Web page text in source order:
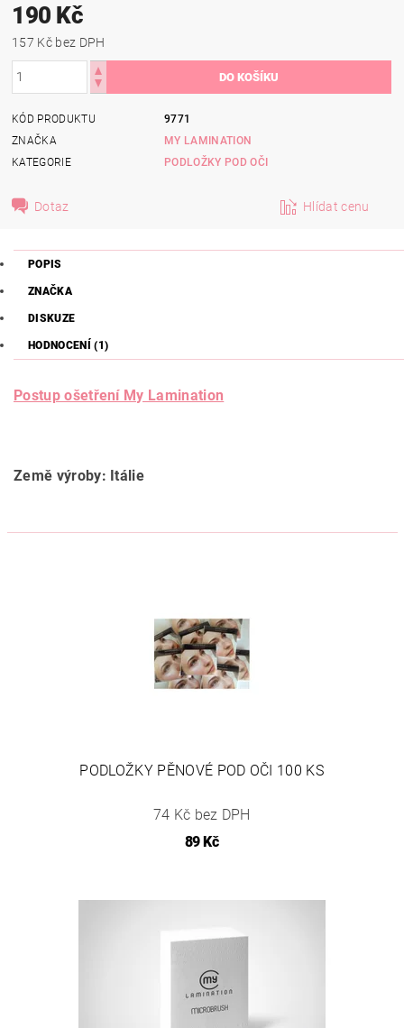
190 Kč
157 Kč bez DPH
KÓD PRODUKTU
9771
ZNAČKA
MY LAMINATION
KATEGORIE
PODLOŽKY POD OČI
Dotaz Hlídat cenu
POPIS
ZNAČKA
DISKUZE
HODNOCENÍ (1)
Postup ošetření My Lamination
Země výroby: Itálie
PODLOŽKY PĚNOVÉ POD OČI 100 KS
74 Kč bez DPH
89 Kč